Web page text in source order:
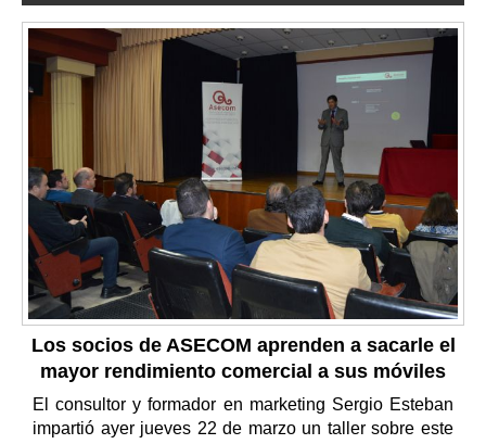
Los socios de ASECOM aprenden a sacarle el
mayor rendimiento comercial a sus móviles
El consultor y formador en marketing Sergio Esteban
impartió ayer jueves 22 de marzo un taller sobre este